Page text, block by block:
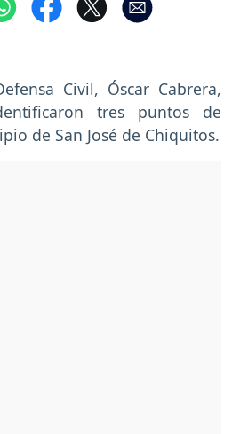
Civil, Óscar Cabrera,
tres puntos de
de San José de Chiquitos.